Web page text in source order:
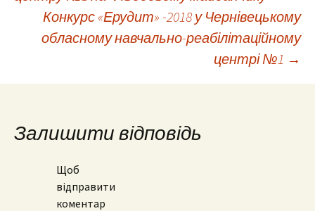
запису
Конкурс «Ерудит» -2018 у Чернівецькому
обласному навчально-реабілітаційному
центрі №1 →
Залишити відповідь
Щоб
відправити
коментар